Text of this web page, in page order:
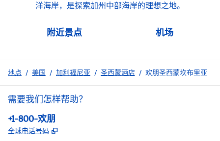
洋海岸，是探索加州中部海岸的理想之地。
附近景点 机场
地点 / 美国 / 加利福尼亚 / 圣西蒙酒店 / 欢朋圣西蒙坎布里亚
需要我们怎样帮助？
电话:
+1-800-欢朋
全球电话号码 ,